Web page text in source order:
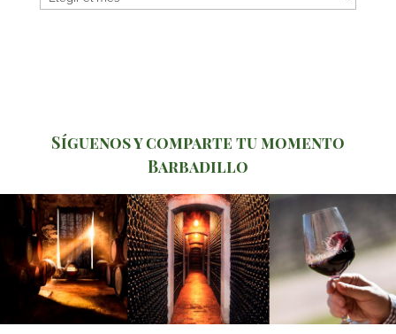
Síguenos y comparte tu momento
Barbadillo